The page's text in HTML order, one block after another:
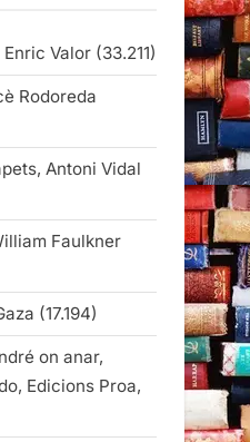
Enric Valor (33.211)
Rodoreda
Antoni Vidal
Faulkner
(17.194)
on anar,
Edicions Proa,